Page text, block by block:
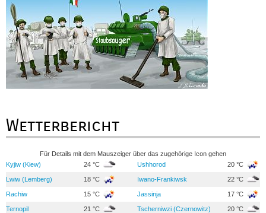
Wetterbericht
Für Details mit dem Mauszeiger über das zugehörige Icon gehen
Kyjiw (Kiew)
24 °C Ushhorod 20 °C
Lwiw (Lemberg) 18 °C Iwano-Frankiwsk 22 °C
Rachiw 15 °C Jassinja 17 °C
Ternopil 21 °C Tscherniwzi (Czernowitz) 20 °C